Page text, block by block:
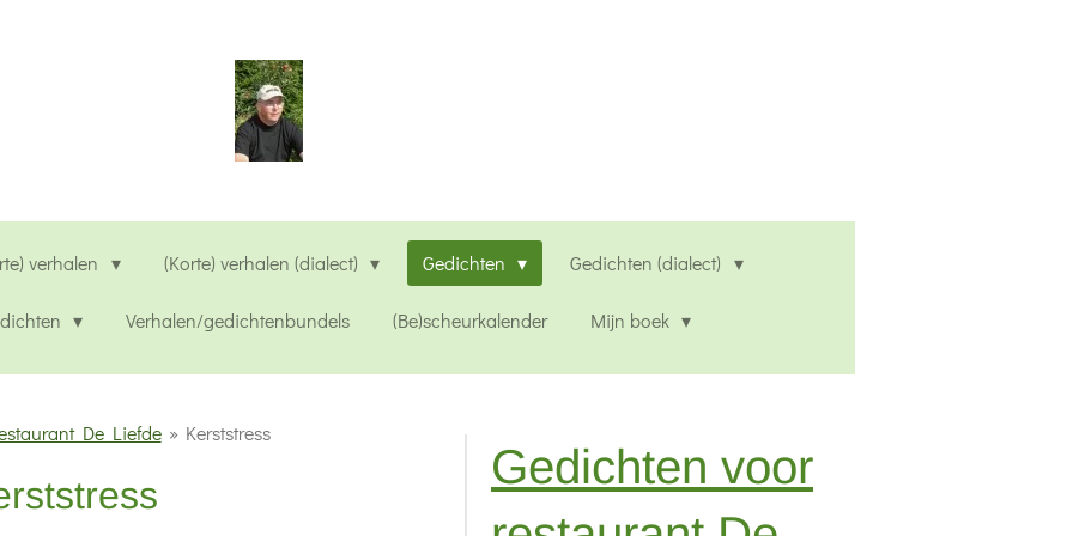
verhalen (Korte) verhalen (dialect) Gedichten Gedichten (dialect)
Verhalen/gedichtenbundels (Be)scheurkalender Mijn boek
De Liefde » Kerststress
Gedichten voor